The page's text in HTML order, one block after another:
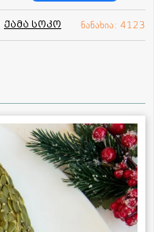
ქამა სოკო ნანახია: 4123